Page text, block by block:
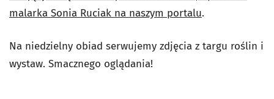
malarka Sonia Ruciak na naszym portalu.
Na niedzielny obiad serwujemy zdjęcia z targu roślin i
wystaw. Smacznego oglądania!